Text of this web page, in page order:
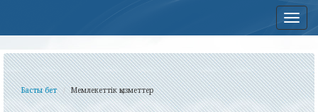
Басты бет Мемлекеттік қызметтер